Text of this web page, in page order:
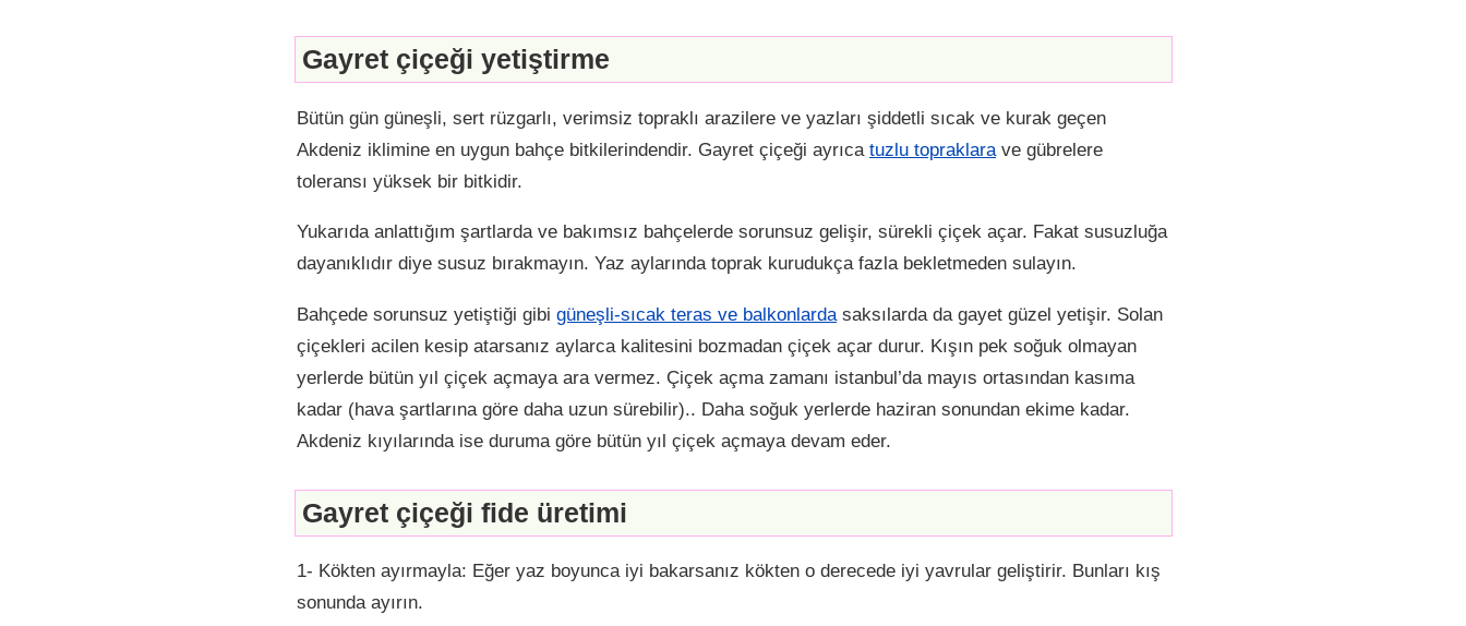
Gayret çiçeği yetiştirme
Bütün gün güneşli, sert rüzgarlı, verimsiz topraklı arazilere ve yazları şiddetli sıcak ve kurak geçen
Akdeniz iklimine en uygun bahçe bitkilerindendir. Gayret çiçeği ayrıca tuzlu topraklara ve gübrelere
toleransı yüksek bir bitkidir.
Yukarıda anlattığım şartlarda ve bakımsız bahçelerde sorunsuz gelişir, sürekli çiçek açar. Fakat susuzluğa
dayanıklıdır diye susuz bırakmayın. Yaz aylarında toprak kurudukça fazla bekletmeden sulayın.
Bahçede sorunsuz yetiştiği gibi güneşli-sıcak teras ve balkonlarda saksılarda da gayet güzel yetişir. Solan
çiçekleri acilen kesip atarsanız aylarca kalitesini bozmadan çiçek açar durur. Kışın pek soğuk olmayan
yerlerde bütün yıl çiçek açmaya ara vermez. Çiçek açma zamanı istanbul’da mayıs ortasından kasıma
kadar (hava şartlarına göre daha uzun sürebilir).. Daha soğuk yerlerde haziran sonundan ekime kadar.
Akdeniz kıyılarında ise duruma göre bütün yıl çiçek açmaya devam eder.
Gayret çiçeği fide üretimi
1- Kökten ayırmayla: Eğer yaz boyunca iyi bakarsanız kökten o derecede iyi yavrular geliştirir. Bunları kış
sonunda ayırın.